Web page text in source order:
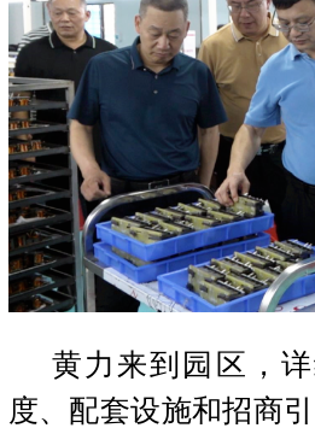
黄力来到园区，
度、配套设施和招商